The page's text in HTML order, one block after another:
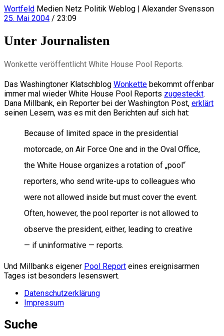
Wortfeld Medien Netz Politik Weblog | Alexander Svensson
25. Mai 2004 / 23:09
Unter Journalisten
Wonkette veröffentlicht White House Pool Reports.
Das Washingtoner Klatschblog Wonkette bekommt offenbar
immer mal wieder White House Pool Reports zugesteckt.
Dana Millbank, ein Reporter bei der Washington Post, erklärt
seinen Lesern, was es mit den Berichten auf sich hat:
Because of limited space in the presidential
motorcade, on Air Force One and in the Oval Office,
the White House organizes a rotation of „pool“
reporters, who send write-ups to colleagues who
were not allowed inside but must cover the event.
Often, however, the pool reporter is not allowed to
observe the president, either, leading to creative
— if uninformative — reports.
Und Millbanks eigener Pool Report eines ereignisarmen
Tages ist besonders lesenswert.
Datenschutzerklärung
Impressum
Suche